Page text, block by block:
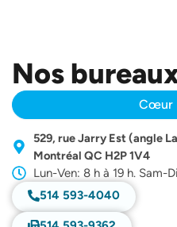
Nos
Cœur
529, rue Jarry Est (angle
Montréal QC H2P 1V4
Lun-Ven: 8 h à 19 h. Sam-
514 593-4040